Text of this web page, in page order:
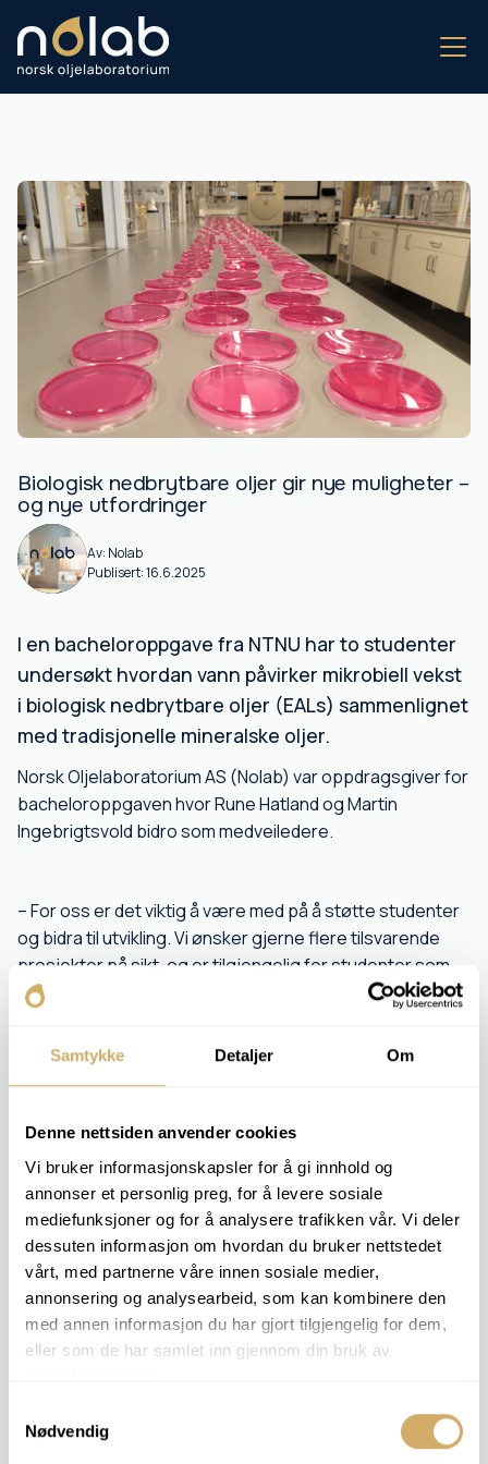
Samtykke Detaljer Om
Denne nettsiden anvender cookies
Vi bruker informasjonskapsler for å gi innhold og
annonser et personlig preg, for å levere sosiale
mediefunksjoner og for å analysere trafikken vår. Vi deler
dessuten informasjon om hvordan du bruker nettstedet
vårt, med partnerne våre innen sosiale medier,
annonsering og analysearbeid, som kan kombinere den
med annen informasjon du har gjort tilgjengelig for dem,
eller som de har samlet inn gjennom din bruk av
Nødvendig
Biologisk nedbrytbare oljer gir nye muligheter –
og nye utfordringer
Av: Nolab
Publisert:16.6.2025
I en bacheloroppgave fra NTNU har to studenter
undersøkt hvordan vann påvirker mikrobiell vekst
i biologisk nedbrytbare oljer (EALs) sammenlignet
med tradisjonelle mineralske oljer.
Norsk Oljelaboratorium AS (Nolab) var oppdragsgiver for
bacheloroppgaven hvor Rune Hatland og Martin
Ingebrigtsvold bidro som medveiledere.
– For oss er det viktig å være med på å støtte studenter
og bidra til utvikling. Vi ønsker gjerne flere tilsvarende
prosjekter på sikt, og er tilgjengelig for studenter som
ønsker å bruke oss. Vi er veldig fornøyd med jobben Eirik
forteller Martin.
Studien peker på at EALs, som ofte løftes frem i det
det kommer vann inn i systemet.
– Vi ser at bakterier lettere kan livnære seg på
esterbaserte EALer enn på mineralske oljer, sier Eirik
Risebrobakken og Anders Solbakken, studentene bak
oppgaven.
I forsøket ble ulike vannkilder, blant annet fra Brattørkaia
og Gåsaparken i Trondheim, brukt for å studere vekst av